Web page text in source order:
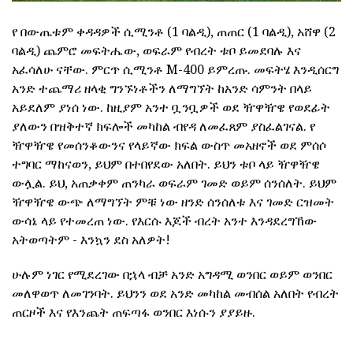
የ በውጤቱም ቀዳዳዎች ሲሚንቶ (1 ባልዲ), ጠጠር (1 ባልዲ), አሸዋ (2
ባልዲ) ጨምሮ መፍትሔው, ወፍራም የብረት ቱቦ ይመደባሉ እና
አፈሳለሁ ናቸው. ምርጥ ሲሚንቶ M-400 ይምረጡ. መፍትሄ እንዲሰርግ
አንድ ተጨማሪ ዘላቂ ግንኙነቶችን ለማግኘት ከአንድ ሳምንት በላይ
አይደለም ያነሰ ነው. ከዚያም አንተ ቧንቧዎች ወደ ዥዋዥዌ የወደፊት
ያለውን በዝቅተኛ ክፍሎች መካከል ብየዳ ለመፈጸም ያስፈልገናል. የ
ዥዋዥዌ የመሰንቆውንና የላይኛው ክፍል ውስጥ መአዘኖች ወደ ምሰሶ
ተግባር ማከናወን, ይህም በተበየደው አለበት. ይህን ቱቦ ላይ ዥዋዥዌ
ውሏል. ይህ, አጠቃቀም ጠንካራ ወፍራም ገመድ ወይም ሰንሰለት. ይህም
ዥዋዥዌ ውጭ ለማግኘት ምቹ ነው ዘንድ ሰንሰለቱ እና ገመድ ርዝመት
ውሳኔ ላይ የተመረጠ ነው. የእርሱ እጆች ብረት አንተ እንዳደረግኸው
አትወጣትም - እንኳን ደስ አለዎት!
ሁሉም ነገር የሚደረገው በኋላ ብቻ አንድ አግዳሚ ወንበር ወይም ወንበር
መለዋወጥ ለመገንባት. ይህንን ወደ አንድ መካከል መብሰል አለበት የብረት
ጠርዞች እና የእንጨት ጠፍጣፋ ወንበር እነሱን ያያይዙ.